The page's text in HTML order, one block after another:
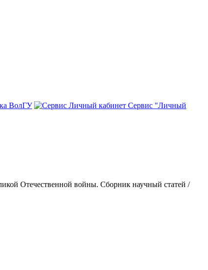
ВолГУ
Сервис "Личный
Отечественной войны. Сборник научный статей /